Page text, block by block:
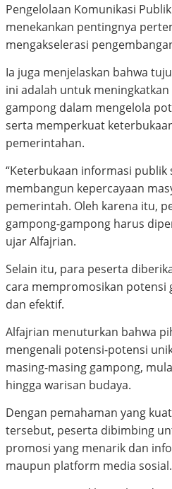
Pengelolaan Komunikasi
menekankan pentingnya
mengakselerasi
Ia juga menjelaskan bahwa
ini adalah untuk
gampong dalam mengelola
serta memperkuat
pemerintahan.
“Keterbukaan informasi
membangun kepercayaan
pemerintah. Oleh karena itu,
gampong-gampong harus
ujar Alfajrian.
Selain itu, para peserta
cara mempromosikan potensi
dan efektif.
Alfajrian menuturkan bahwa
mengenali potensi-potensi
masing-masing gampong,
hingga warisan budaya.
Dengan pemahaman yang
tersebut, peserta dibimbing
promosi yang menarik dan
maupun platform media sosial.